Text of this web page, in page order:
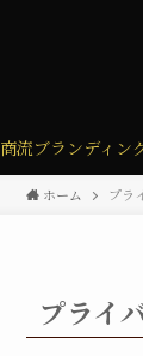
商流ブランディン
ホーム プラ
プライ